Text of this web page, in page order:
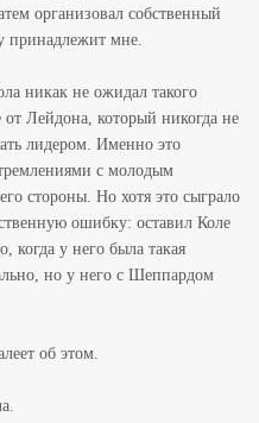
организовал собственный
принадлежит мне.
никак не ожидал такого
от Лейдона, который никогда не
лидером. Именно это
с молодым
стороны. Но хотя это сыграло
ошибку: оставил Коле
когда у него была такая
но у него с Шеппардом
об этом.